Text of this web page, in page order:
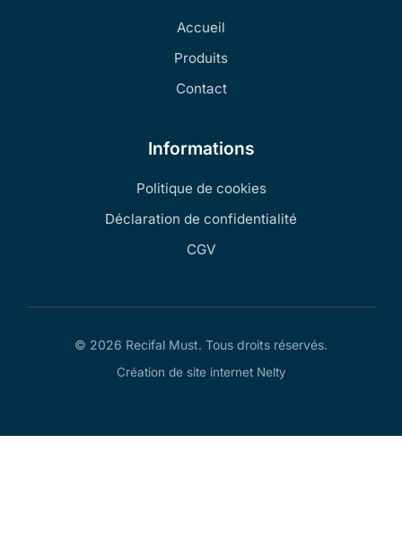
Accueil
Produits
Contact
Informations
Politique de cookies
Déclaration de confidentialité
CGV
© 2026 Recifal Must. Tous droits réservés.
Création de site internet Nelty